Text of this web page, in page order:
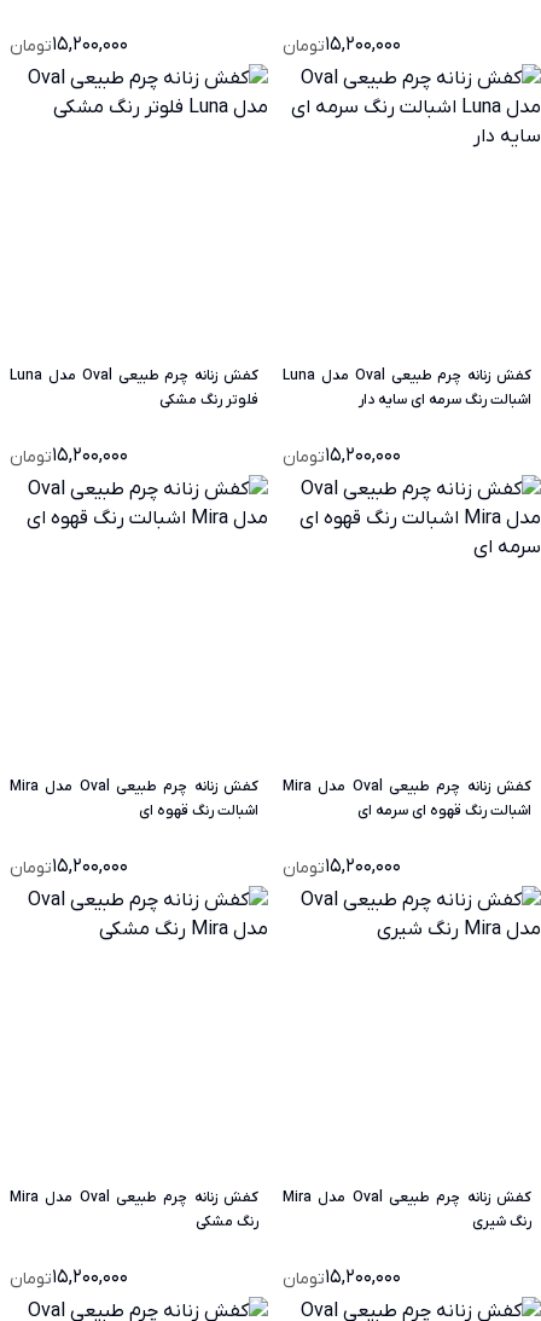
15,200,000تومان 15,200,000تومان
کفش زنانه چرم طبیعی Oval مدل Luna
اشبالت رنگ سرمه ای سایه دار
15,200,000تومان
کفش زنانه چرم طبیعی Oval مدل Luna
فلوتر رنگ مشکی
15,200,000تومان
کفش زنانه چرم طبیعی Oval مدل Mira
اشبالت رنگ قهوه ای سرمه ای
15,200,000تومان
کفش زنانه چرم طبیعی Oval مدل Mira
اشبالت رنگ قهوه ای
15,200,000تومان
کفش زنانه چرم طبیعی Oval مدل Mira
رنگ شیری
15,200,000تومان
کفش زنانه چرم طبیعی Oval مدل Mira
رنگ مشکی
15,200,000تومان